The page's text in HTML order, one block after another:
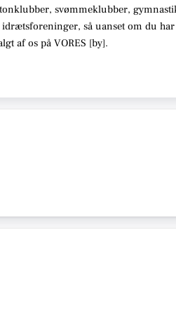
svømmeklubber,
idrætsforeninger, så uanset om du
af os på VORES [by].